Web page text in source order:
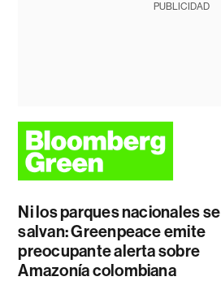
PUBLICIDAD
Ni los parques nacionales se
salvan: Greenpeace emite
preocupante alerta sobre
Amazonía colombiana